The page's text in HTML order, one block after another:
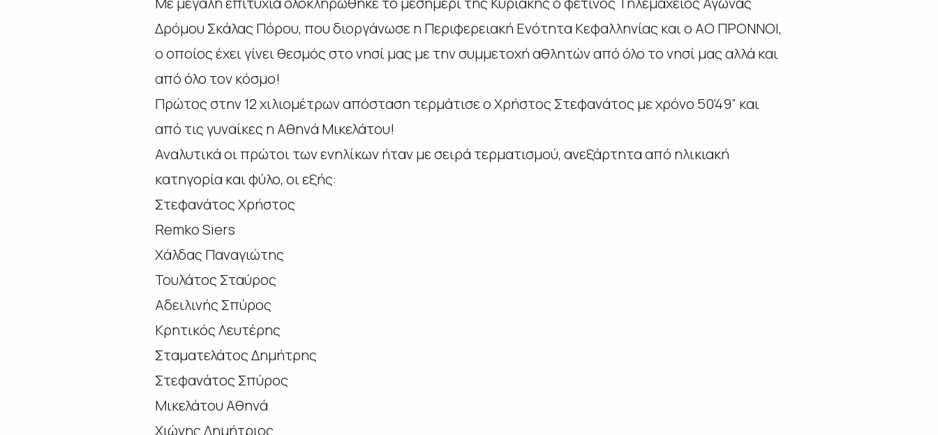
Δρόμου Σκάλας Πόρου, που διοργάνωσε η Περιφερειακή Ενότητα Κεφαλληνίας και ο AO ΠΡΟΝΝΟΙ,
ο οποίος έχει γίνει θεσμός στο νησί μας με την συμμετοχή αθλητών από όλο το νησί μας αλλά και
από όλο τον κόσμο!
Πρώτος στην 12 χιλιομέτρων απόσταση τερμάτισε ο Χρήστος Στεφανάτος με χρόνο 50’49” και
από τις γυναίκες η Αθηνά Μικελάτου!
Αναλυτικά οι πρώτοι των ενηλίκων ήταν με σειρά τερματισμού, ανεξάρτητα από ηλικιακή
κατηγορία και φύλο, οι εξής:
Στεφανάτος Χρήστος
Remko Siers
Χάλδας Παναγιώτης
Τουλάτος Σταύρος
Αδειλινής Σπύρος
Κρητικός Λευτέρης
Σταματελάτος Δημήτρης
Στεφανάτος Σπύρος
Μικελάτου Αθηνά
Χιώνης Δημήτριος